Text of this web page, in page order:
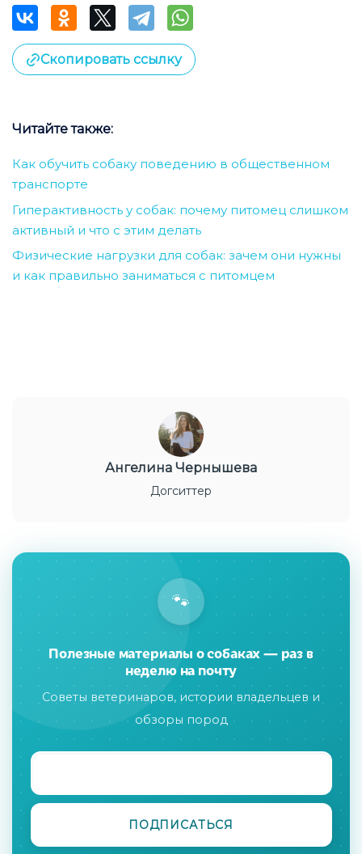
Скопировать ссылку
Читайте также:
Как обучить собаку поведению в общественном
транспорте
Гиперактивность у собак: почему питомец слишком
активный и что с этим делать
Физические нагрузки для собак: зачем они нужны
и как правильно заниматься с питомцем
Ангелина Чернышева
Догситтер
🐾
Полезные материалы о собаках — раз в
неделю на почту
Советы ветеринаров, истории владельцев и
обзоры пород